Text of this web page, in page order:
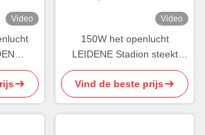
Video
Hof
Video
150W het openlucht
LEIDENE Stadion steekt
Regelbare Draadloze
Controle Smart aan
Vind de beste prijs